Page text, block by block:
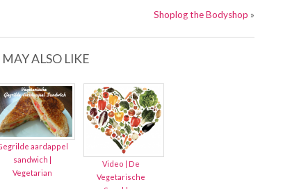
Shoplog the Bodyshop »
ALSO LIKE
aardappel
sandwich |
Vegetarian
Video | De
Vegetarische